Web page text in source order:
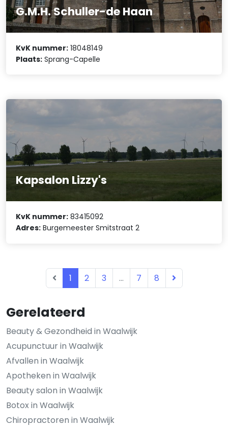
Gerelateerd
Beauty & Gezondheid in Waalwijk
Acupunctuur in Waalwijk
Afvallen in Waalwijk
Apotheken in Waalwijk
Beauty salon in Waalwijk
Botox in Waalwijk
Chiropractoren in Waalwijk
G.M.H. Schuller-de Haan
KvK nummer: 18048149
Plaats: Sprang-Capelle
Kapsalon Lizzy's
KvK nummer: 83415092
Adres: Burgemeester Smitstraat 2
1 2 3 ... 7 8